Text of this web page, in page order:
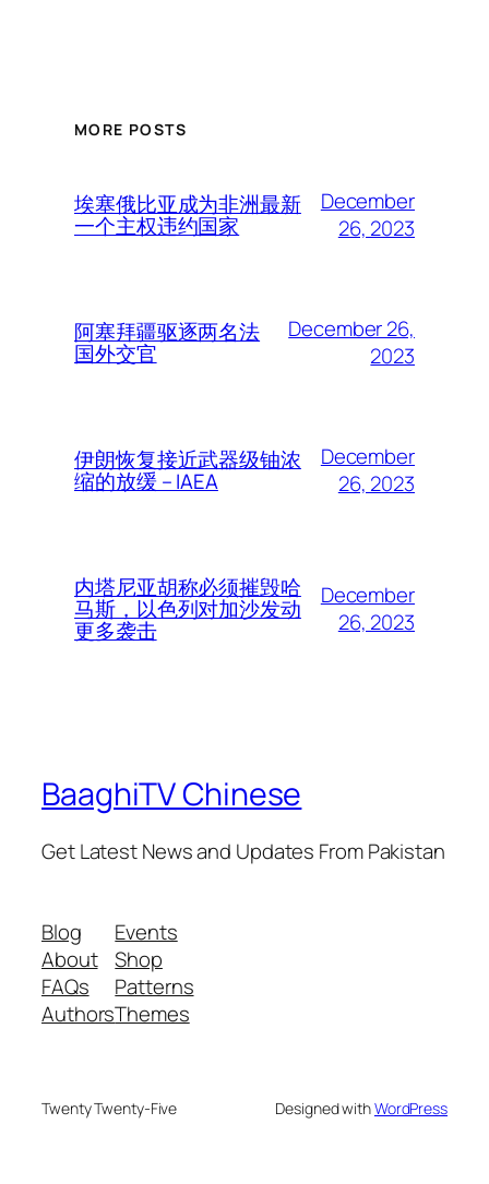
MORE POSTS
埃塞俄比亚成为非洲最新
一个主权违约国家
December
26, 2023
阿塞拜疆驱逐两名法
国外交官
December 26,
2023
伊朗恢复接近武器级铀浓
缩的放缓 – IAEA
December
26, 2023
内塔尼亚胡称必须摧毁哈
马斯，以色列对加沙发动
更多袭击
December
26, 2023
BaaghiTV Chinese
Get Latest News and Updates From Pakistan
Blog
About
FAQs
Authors
Events
Shop
Patterns
Themes
Twenty Twenty-Five Designed withWordPress